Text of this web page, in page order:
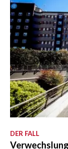
DER FALL